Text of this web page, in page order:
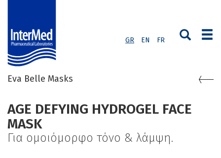
GR EN FR
Eva Belle Masks
AGE DEFYING HYDROGEL FACE
MASK
Για ομοιόμορφο τόνο & λάμψη.